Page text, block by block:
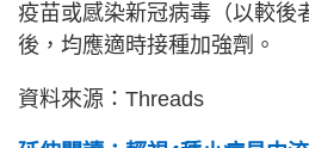
疫苗或感染新冠病毒（以較後
後，均應適時接種加強劑。
資料來源：Threads